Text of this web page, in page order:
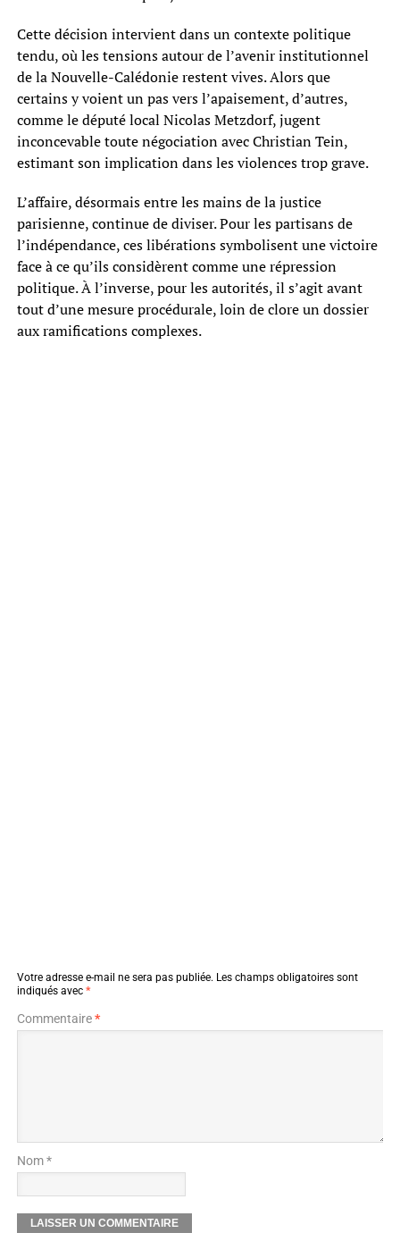
Cette décision intervient dans un contexte politique
tendu, où les tensions autour de l’avenir institutionnel
de la Nouvelle-Calédonie restent vives. Alors que
certains y voient un pas vers l’apaisement, d’autres,
comme le député local Nicolas Metzdorf, jugent
inconcevable toute négociation avec Christian Tein,
estimant son implication dans les violences trop grave.
L’affaire, désormais entre les mains de la justice
parisienne, continue de diviser. Pour les partisans de
l’indépendance, ces libérations symbolisent une victoire
face à ce qu’ils considèrent comme une répression
politique. À l’inverse, pour les autorités, il s’agit avant
tout d’une mesure procédurale, loin de clore un dossier
aux ramifications complexes.
Votre adresse e-mail ne sera pas publiée. Les champs obligatoires sont
indiqués avec *
Commentaire*
Nom *